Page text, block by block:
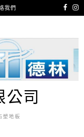
我們
公司
塑地板